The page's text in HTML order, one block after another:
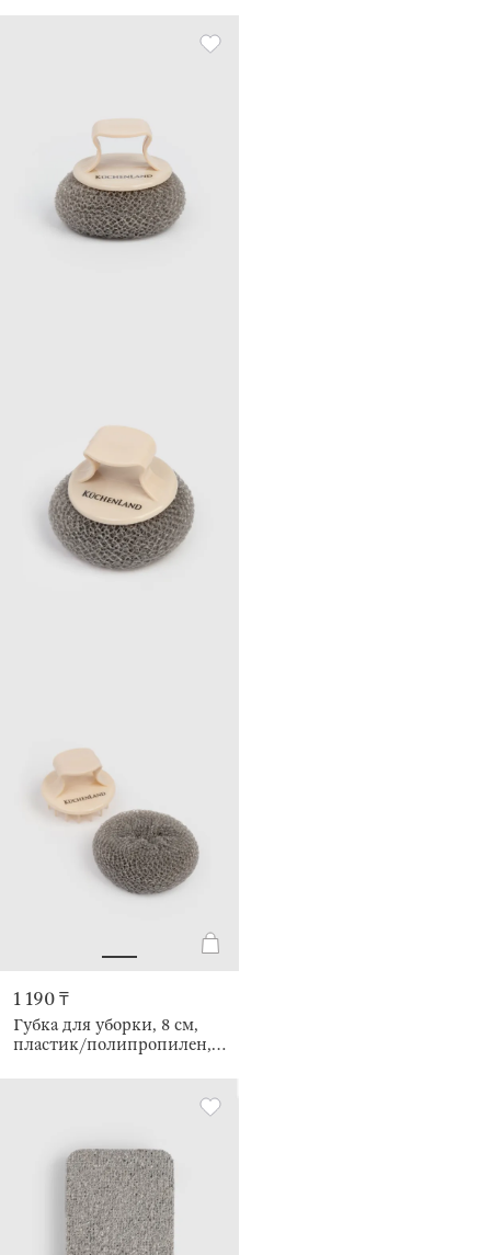
1 190 ₸
Губка для уборки, 8 см,
пластик/полипропилен,